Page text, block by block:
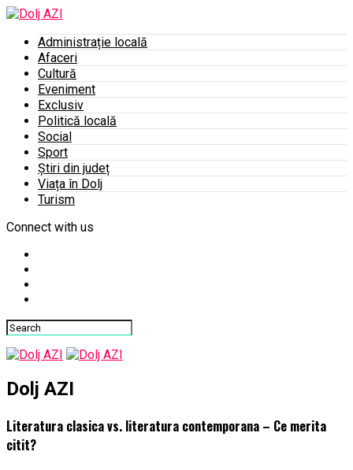
Administrație locală
Afaceri
Cultură
Eveniment
Exclusiv
Politică locală
Social
Sport
Știri din județ
Viața în Dolj
Turism
Connect with us
Dolj AZI
Literatura clasica vs. literatura contemporana – Ce merita
citit?